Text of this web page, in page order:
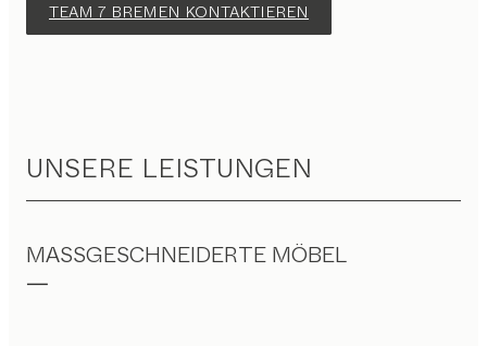
TEAM 7 BREMEN KONTAKTIEREN
UNSERE LEISTUNGEN
MASSGESCHNEIDERTE MÖBEL